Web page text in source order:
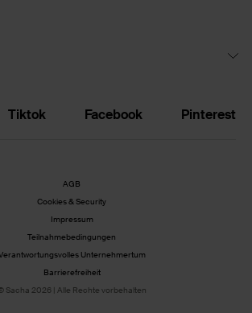
Tiktok Facebook Pinterest
AGB
Cookies & Security
Impressum
Teilnahmebedingungen
Unternehmertum
Barrierefreiheit
Sacha 2026 | Alle Rechte vorbehalten